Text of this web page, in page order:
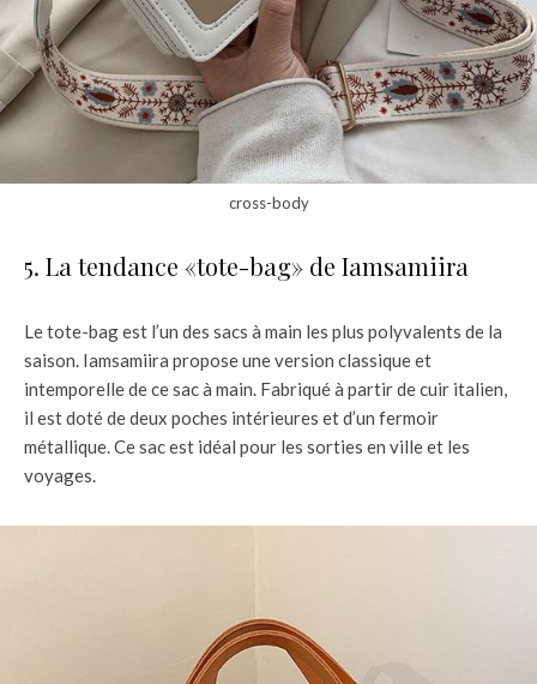
cross-body
5. La tendance «tote-bag» de Iamsamiira
Le tote-bag est l’un des sacs à main les plus polyvalents de la
saison. Iamsamiira propose une version classique et
intemporelle de ce sac à main. Fabriqué à partir de cuir italien,
il est doté de deux poches intérieures et d’un fermoir
métallique. Ce sac est idéal pour les sorties en ville et les
voyages.